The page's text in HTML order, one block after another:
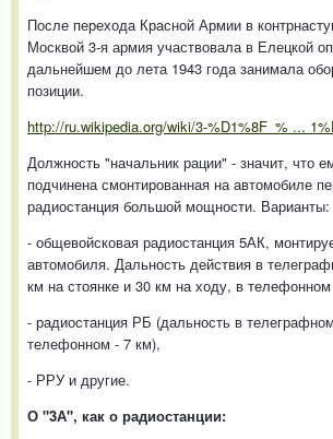
После перехода Красной Армии в
Москвой 3-я армия участвовала в Елецкой
дальнейшем до лета 1943 года занимала
позиции.
http://ru.wikipedia.org/wiki/3-%D1%8F_% ...
Должность "начальник рации" - значит, что
подчинена смонтированная на автомобиле
радиостанция большой мощности. Варианты:
- общевойсковая радиостанция 5АК,
автомобиля. Дальность действия в
км на стоянке и 30 км на ходу, в
- радиостанция РБ (дальность в
телефонном - 7 км),
- РРУ и другие.
О "3А", как о радиостанции: